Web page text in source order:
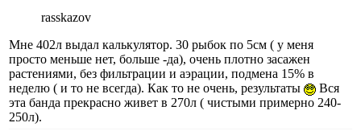
rasskazov
Мне 402л выдал калькулятор. 30 рыбок по 5см ( у меня
просто меньше нет, больше -да), очень плотно засажен
растениями, без фильтрации и аэрации, подмена 15% в
неделю ( и то не всегда). Как то не очень, результаты
Вся
эта банда прекрасно живет в 270л ( чистыми примерно 240-
250л).